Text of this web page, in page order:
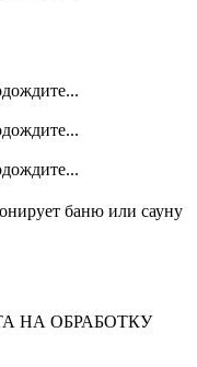
баню или сауну
НА ОБРАБОТКУ